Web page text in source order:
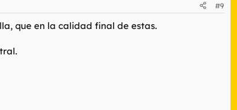
#9
que en la calidad final de estas.